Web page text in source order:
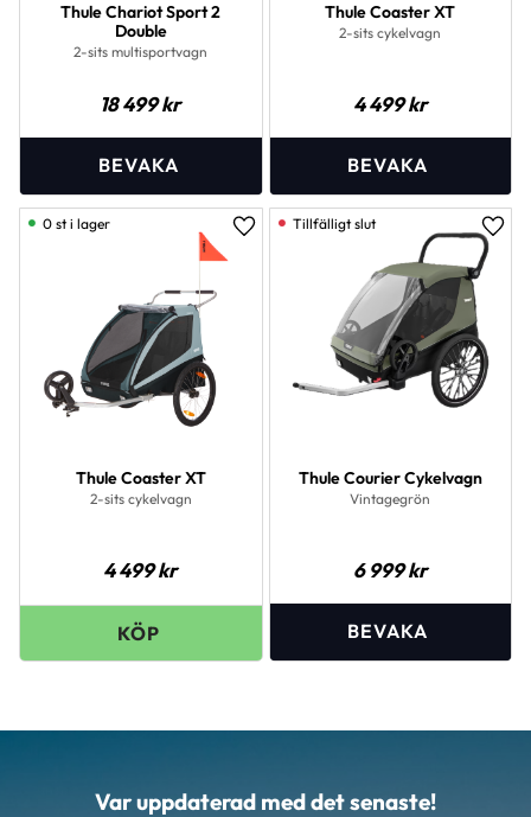
Thule Chariot Sport 2
Double
2-sits multisportvagn
18 499kr
Thule Coaster XT
2-sits cykelvagn
4 499kr
Thule Coaster XT
2-sits cykelvagn
4 499kr
Lägg till i favoriter
0 st i lager
Thule Courier Cykelvagn
Vintagegrön
6 999kr
Var uppdaterad med det senaste!